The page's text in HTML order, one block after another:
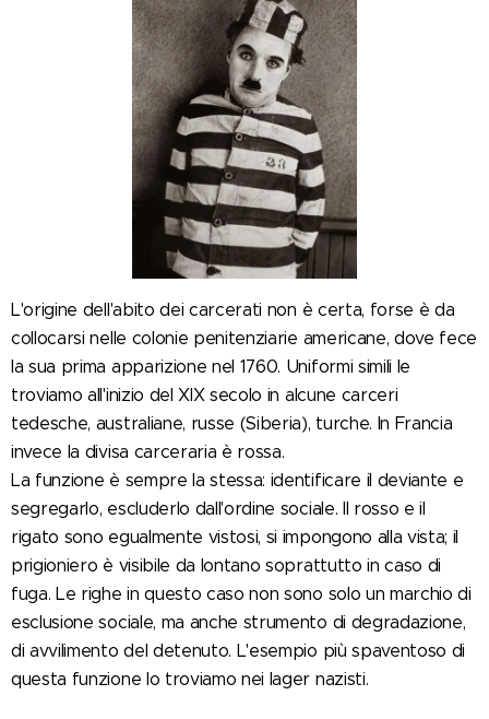
L'origine dell'abito dei carcerati non è certa, forse è da
collocarsi nelle colonie penitenziarie americane, dove fece
la sua prima apparizione nel 1760. Uniformi simili le
troviamo all'inizio del XIX secolo in alcune carceri
tedesche, australiane, russe (Siberia), turche. In Francia
invece la divisa carceraria è rossa.
La funzione è sempre la stessa: identificare il deviante e
segregarlo, escluderlo dall'ordine sociale. Il rosso e il
rigato sono egualmente vistosi, si impongono alla vista; il
prigioniero è visibile da lontano soprattutto in caso di
fuga. Le righe in questo caso non sono solo un marchio di
esclusione sociale, ma anche strumento di degradazione,
di avvilimento del detenuto. L'esempio più spaventoso di
questa funzione lo troviamo nei lager nazisti.